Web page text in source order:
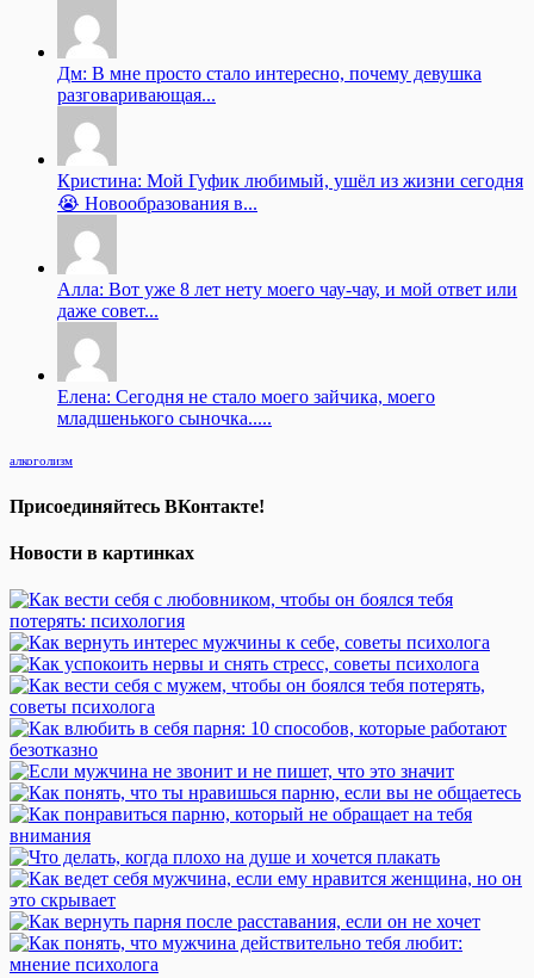
Дм: В мне просто стало интересно, почему девушка
разговаривающая...
Кристина: Мой Гуфик любимый, ушёл из жизни сегодня
😭 Новообразования в...
Алла: Вот уже 8 лет нету моего чау-чау, и мой ответ или
даже совет...
Елена: Сегодня не стало моего зайчика, моего
младшенького сыночка.....
алкоголизм
Присоединяйтесь ВКонтакте!
Новости в картинках